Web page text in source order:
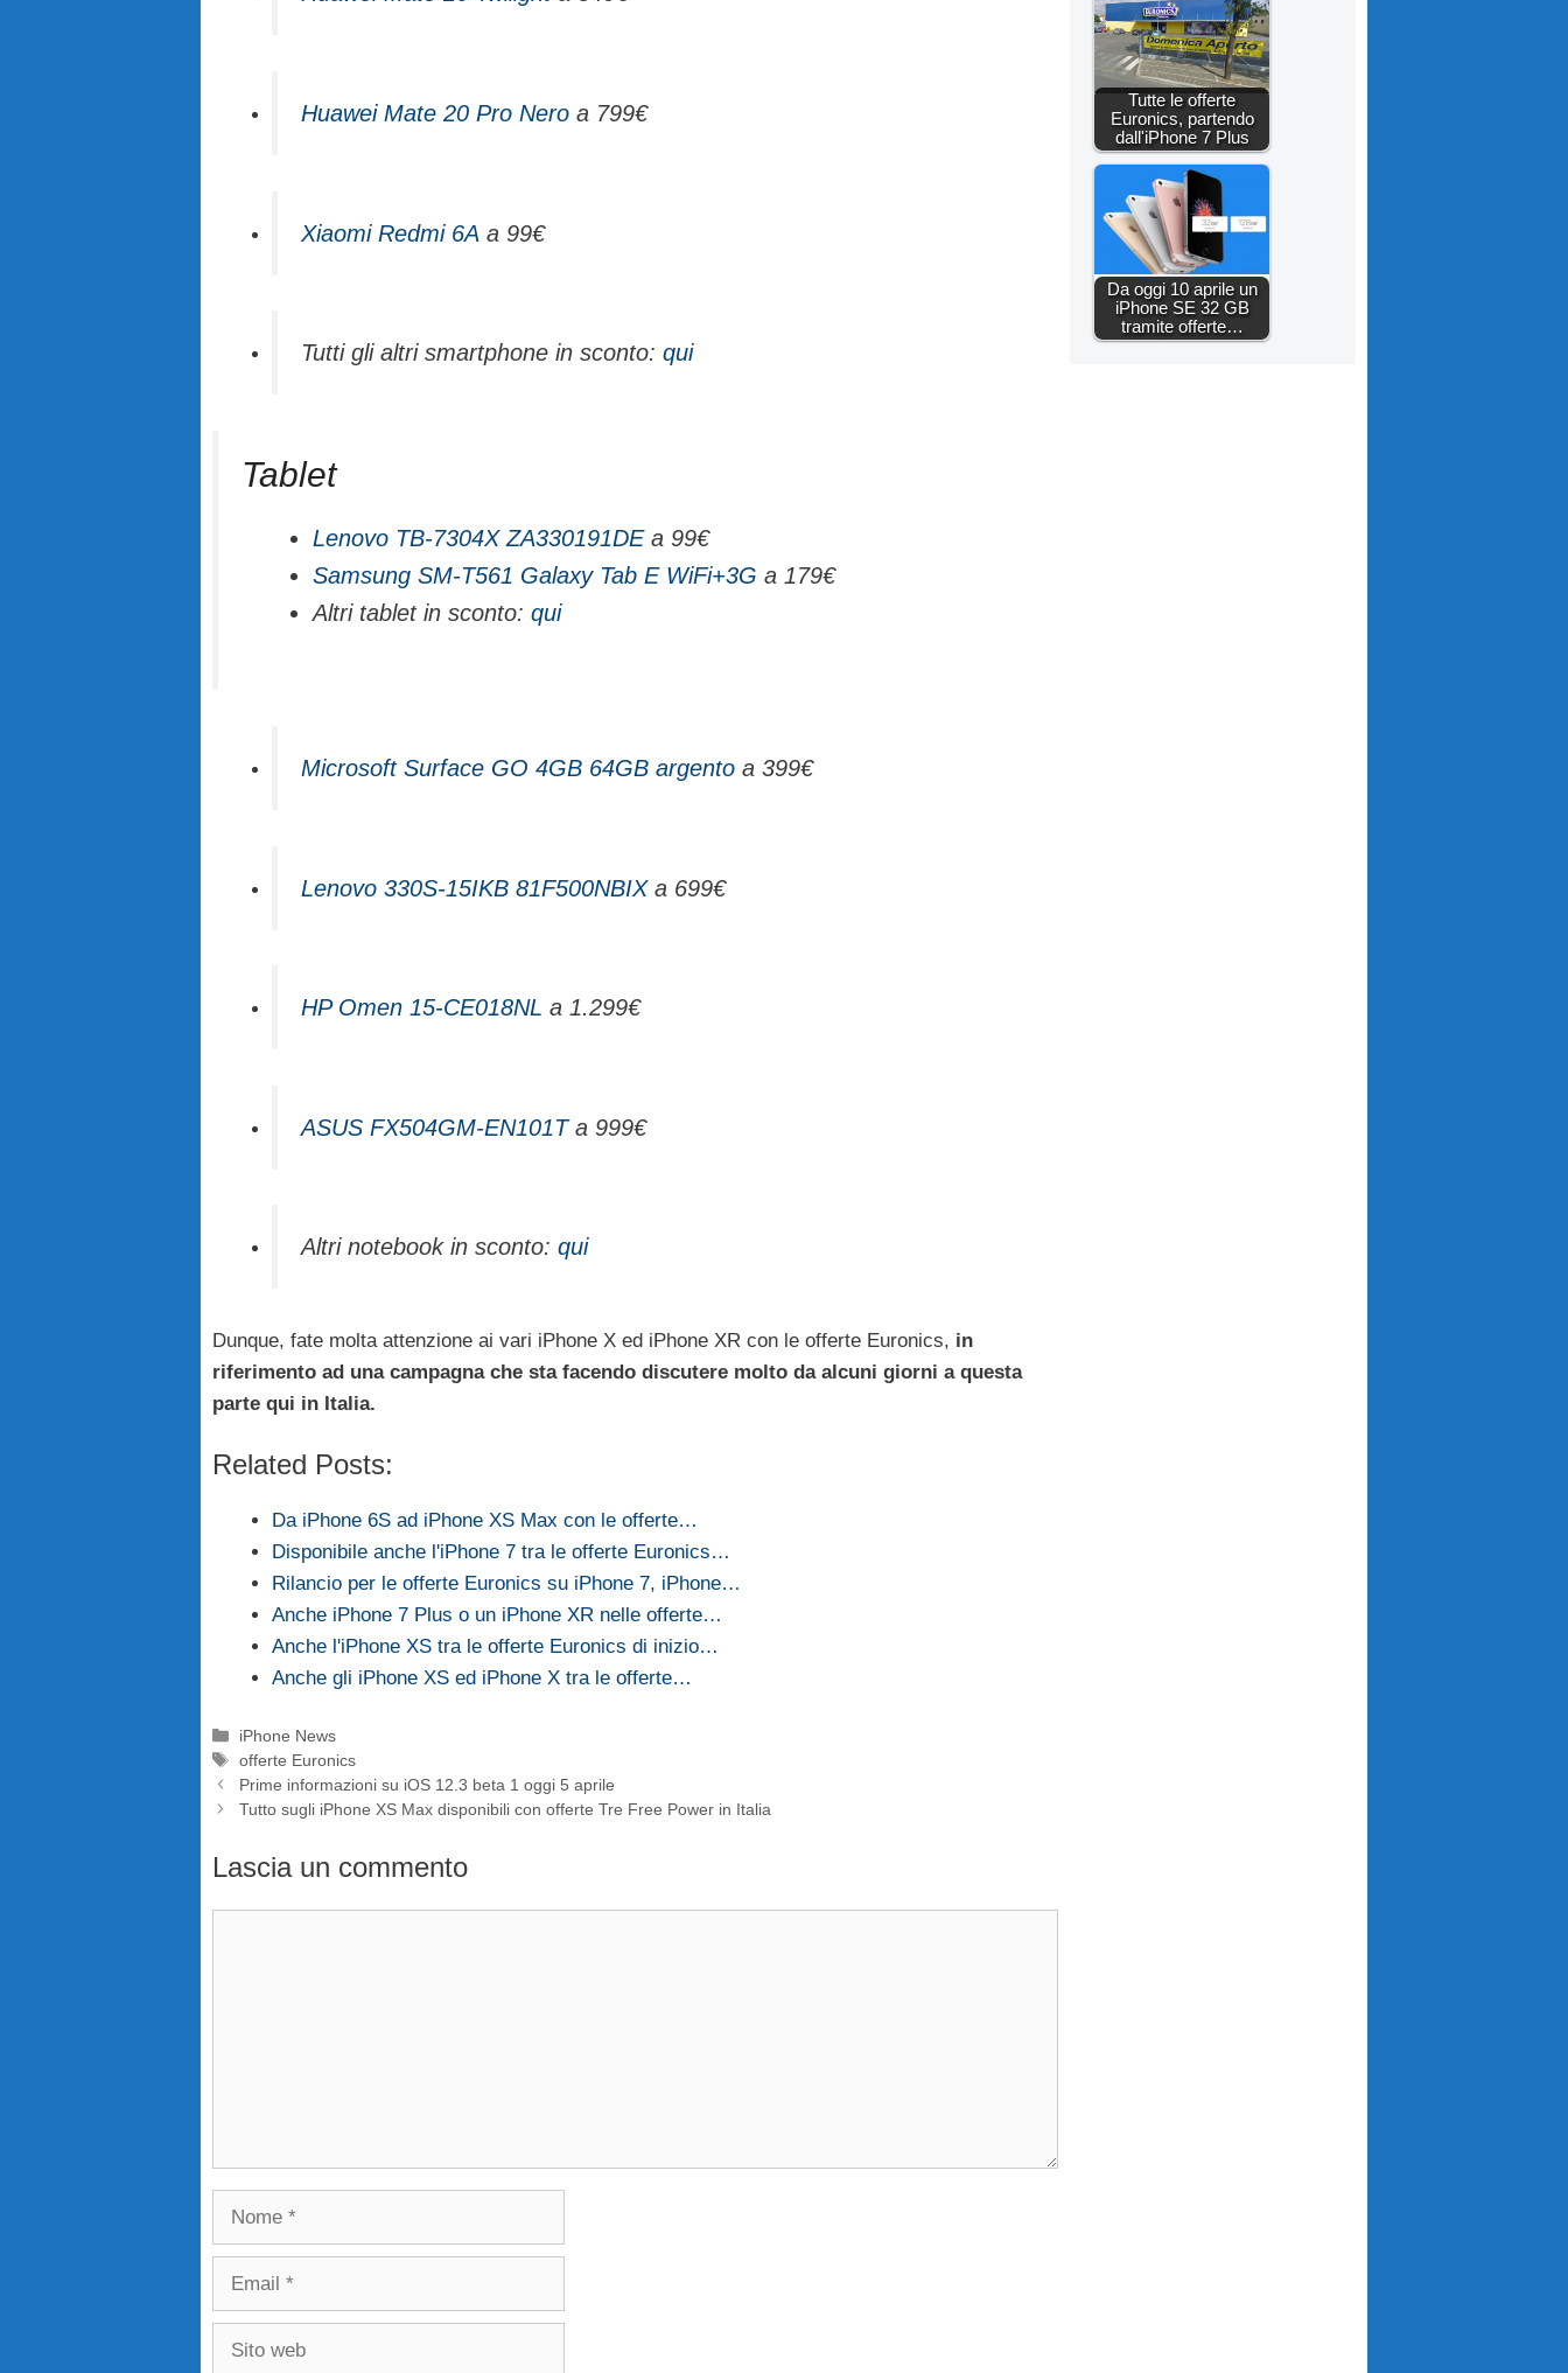
Huawei Mate 20 Pro Nero a 799€
Xiaomi Redmi 6A a 99€
Tutti gli altri smartphone in sconto: qui
Tablet
Lenovo TB-7304X ZA330191DEa 99€
Samsung SM-T561 Galaxy Tab E WiFi+3G a 179€
Altri tablet in sconto:qui
Microsoft Surface GO 4GB 64GB argento a 399€
Lenovo 330S-15IKB 81F500NBIXa 699€
HP Omen 15-CE018NL a 1.299€
ASUS FX504GM-EN101Ta 999€
Altri notebook in sconto: qui
Dunque, fate molta attenzione ai vari iPhone X ed iPhone XR con le offerte Euronics, in
riferimento ad una campagna che sta facendo discutere molto da alcuni giorni a questa
parte qui in Italia.
Related Posts:
Da iPhone 6S ad iPhone XS Max con le offerte…
Disponibile anche l'iPhone 7 tra le offerte Euronics…
Rilancio per le offerte Euronics su iPhone 7, iPhone…
Anche iPhone 7 Plus o un iPhone XR nelle offerte…
Anche l'iPhone XS tra le offerte Euronics di inizio…
Anche gli iPhone XS ed iPhone X tra le offerte…
Categorie
iPhone News
Tag
offerte Euronics
Prime informazioni su iOS 12.3 beta 1 oggi 5 aprile
Tutto sugli iPhone XS Max disponibili con offerte Tre Free Power in Italia
Lascia un commento
Nome
Email
Sito
Tutte le offerte
Euronics, partendo
dall'iPhone 7 Plus
Da oggi 10 aprile un
iPhone SE 32 GB
tramite offerte…